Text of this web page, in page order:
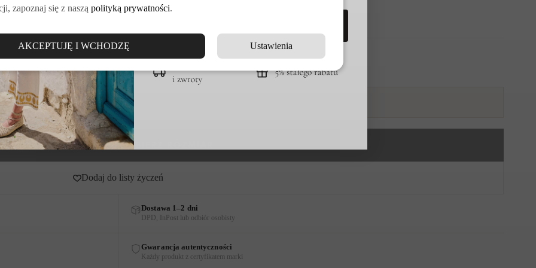
rozmiaru.
Dodaj do listy życzeń
Dostawa 1–2 dni
DPD, InPost lub odbiór osobisty
Gwarancja autentyczności
Każdy produkt z certyfikatem marki
zapoznaj się z naszą polityką prywatności.
AKCEPTUJĘ I WCHODZĘ Ustawienia